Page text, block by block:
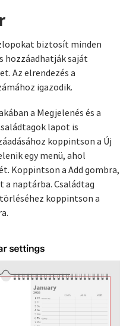
biztosít minden
hozzáadhatják saját
Az elrendezés a
igazodik.
a Megjelenés és a
lapot is
koppintson a Új
egy menü, ahol
Koppintson a Add gombra,
a naptárba. Családtag
koppintson a